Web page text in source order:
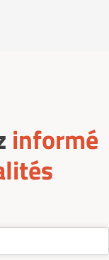
informé